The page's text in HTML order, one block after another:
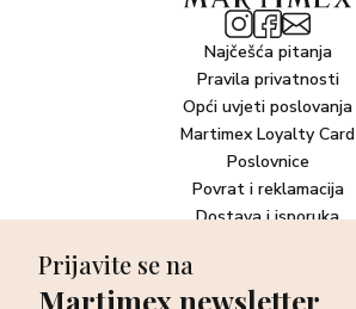
Najčešća pitanja
Pravila privatnosti
Opći uvjeti poslovanja
Martimex Loyalty Card
Poslovnice
Povrat i reklamacija
Dostava i isporuka
Prijavite se na
Martimex newsletter